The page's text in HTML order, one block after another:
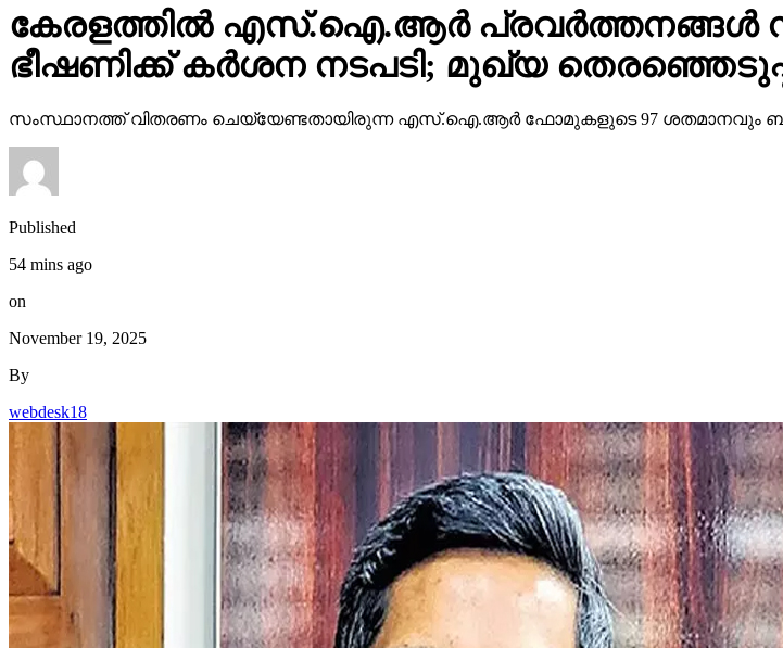
കേരളത്തില്‍ എസ്.ഐ.ആര്‍ പ്രവര്‍ത്തനങ്ങള്‍
ഭീഷണിക്ക് കര്‍ശന നടപടി; മുഖ്യ
സംസ്ഥാനത്ത് വിതരണം ചെയ്യേണ്ടതായിരുന്ന എസ്.ഐ.ആര്‍ ഫോമുകളുടെ 97 ശതമാനവും
Published
54 mins ago
on
November 19, 2025
By
webdesk18